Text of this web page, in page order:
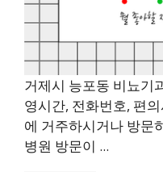
거제시 능포동 비뇨기
영시간, 전화번호, 편
에 거주하시거나 방문
병원 방문이 ...